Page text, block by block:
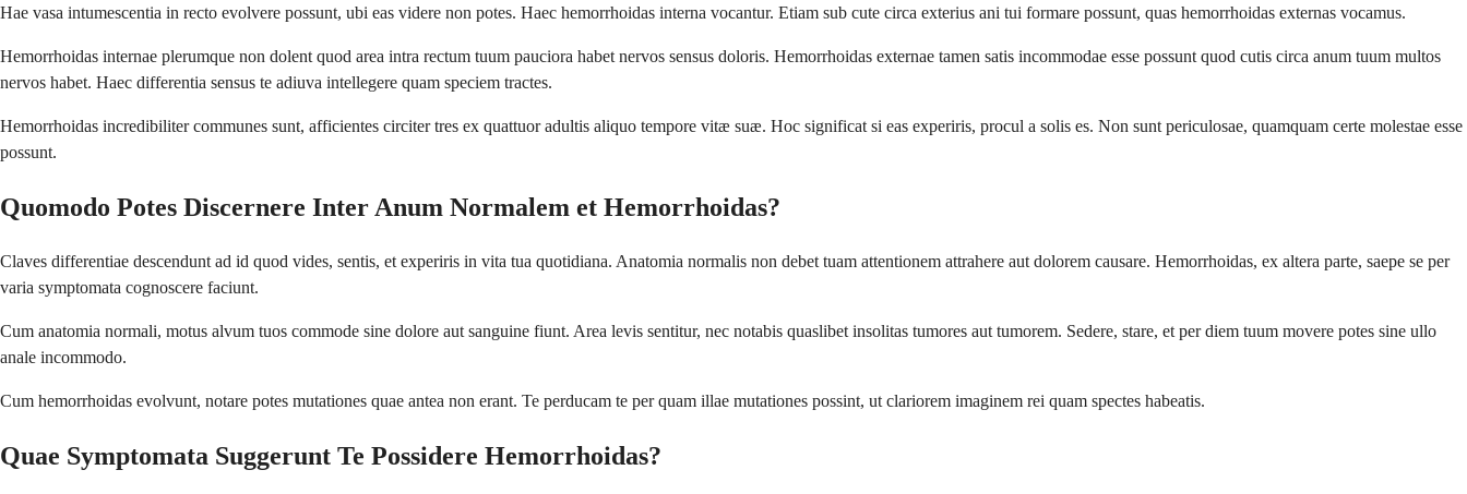
Hae vasa intumescentia in recto evolvere possunt, ubi eas videre non potes. Haec hemorrhoidas interna vocantur. Etiam sub cute circa exterius ani tui formare possunt, quas hemorrhoidas externas vocamus.
Hemorrhoidas internae plerumque non dolent quod area intra rectum tuum pauciora habet nervos sensus doloris. Hemorrhoidas externae tamen satis incommodae esse possunt quod cutis circa anum tuum multos
nervos habet. Haec differentia sensus te adiuva intellegere quam speciem tractes.
Hemorrhoidas incredibiliter communes sunt, afficientes circiter tres ex quattuor adultis aliquo tempore vitæ suæ. Hoc significat si eas experiris, procul a solis es. Non sunt periculosae, quamquam certe molestae esse
possunt.
Quomodo Potes Discernere Inter Anum Normalem et Hemorrhoidas?
Claves differentiae descendunt ad id quod vides, sentis, et experiris in vita tua quotidiana. Anatomia normalis non debet tuam attentionem attrahere aut dolorem causare. Hemorrhoidas, ex altera parte, saepe se per
varia symptomata cognoscere faciunt.
Cum anatomia normali, motus alvum tuos commode sine dolore aut sanguine fiunt. Area levis sentitur, nec notabis quaslibet insolitas tumores aut tumorem. Sedere, stare, et per diem tuum movere potes sine ullo
anale incommodo.
Cum hemorrhoidas evolvunt, notare potes mutationes quae antea non erant. Te perducam te per quam illae mutationes possint, ut clariorem imaginem rei quam spectes habeatis.
Quae Symptomata Suggerunt Te Possidere Hemorrhoidas?